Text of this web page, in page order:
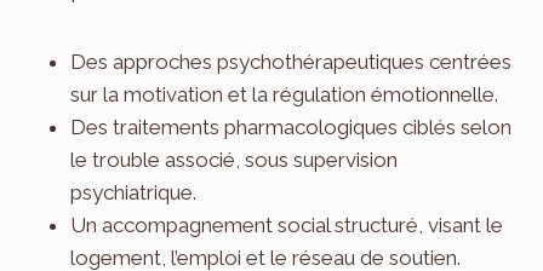
Des approches psychothérapeutiques centrées
sur la motivation et la régulation émotionnelle.
Des traitements pharmacologiques ciblés selon
le trouble associé, sous supervision
psychiatrique.
Un accompagnement social structuré, visant le
logement, l’emploi et le réseau de soutien.